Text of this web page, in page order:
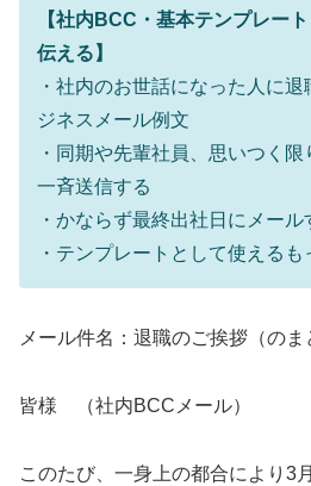
【社内BCC・基本テンプレー
伝える】
・社内のお世話になった人に
ジネスメール例文
・同期や先輩社員、思いつく
一斉送信する
・かならず最終出社日にメール
・テンプレートとして使える
メール件名：退職のご挨拶（のま
皆様 （社内BCCメール）
このたび、一身上の都合により3